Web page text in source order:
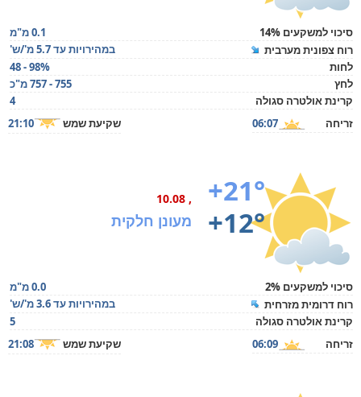
סיכוי למשקעים 14%
0.1 מ"מ
רוח צפונית מערבית
במהירויות עד 5.7 מ'/ש'
לחות
48 - 98%
לחץ
755 - 757 מ"כ
קרינת אולטרה סגולה
4
זריחה
06:07 שקיעת שמש 21:10
+21°
+12°
, 10.08
מעונן חלקית
סיכוי למשקעים 2%
0.0 מ"מ
רוח דרומית מזרחית
במהירויות עד 3.6 מ'/ש'
קרינת אולטרה סגולה
5
זריחה
06:09 שקיעת שמש 21:08